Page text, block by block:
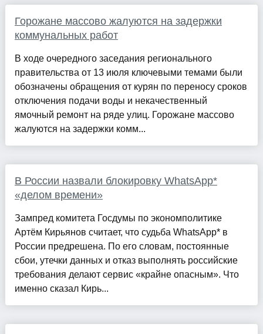
Горожане массово жалуются на задержки
коммунальных работ
В ходе очередного заседания регионального
правительства от 13 июля ключевыми темами были
обозначены обращения от курян по переносу сроков
отключения подачи воды и некачественный
ямочный ремонт на ряде улиц. Горожане массово
жалуются на задержки комм...
В России назвали блокировку WhatsApp*
«делом времени»
Зампред комитета Госдумы по экономполитике
Артём Кирьянов считает, что судьба WhatsApp* в
России предрешена. По его словам, постоянные
сбои, утечки данных и отказ выполнять российские
требования делают сервис «крайне опасным». Что
именно сказал Кирь...